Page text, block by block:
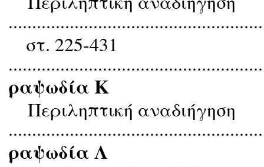
στ. 225-431
ραψωδία Κ
Περιληπτική αναδιήγηση
ραψωδία Λ